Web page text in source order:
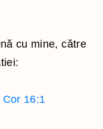
cu mine, către
Cor 16:1